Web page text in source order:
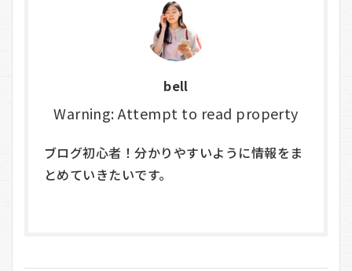
bell
Warning: Attempt to read property
ブログ初心者！分かりやすいように情報をま
とめていきたいです。